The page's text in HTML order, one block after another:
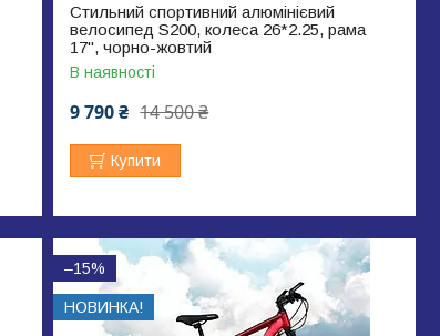
Стильний спортивний алюмінієвий
велосипед S200, колеса 26*2.25, рама
17", чорно-жовтий
В наявності
14 500 ₴
9 790 ₴
Купити
–15%
НОВИНКА!